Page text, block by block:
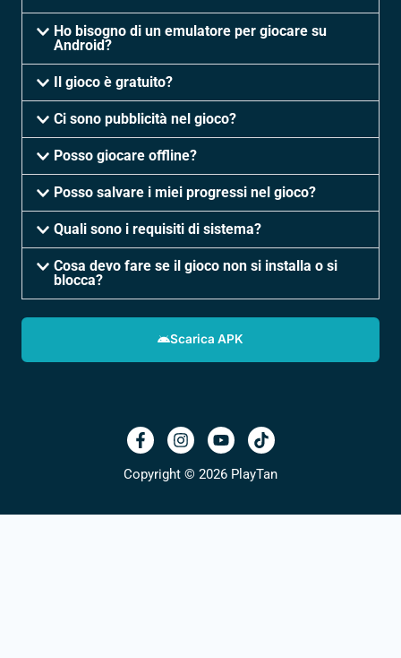
Ho bisogno di un emulatore per giocare su
Android?
Il gioco è gratuito?
Ci sono pubblicità nel gioco?
Posso giocare offline?
Posso salvare i miei progressi nel gioco?
Quali sono i requisiti di sistema?
Cosa devo fare se il gioco non si installa o si
blocca?
Scarica APK
Copyright © 2026 PlayTan